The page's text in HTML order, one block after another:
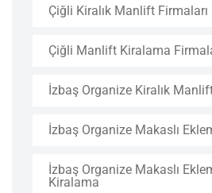
Çiğli Kiralık Manlift Firmaları
Çiğli Manlift Kiralama
İzbaş Organize Kiralık
İzbaş Organize Makaslı
İzbaş Organize Makaslı
Kiralama